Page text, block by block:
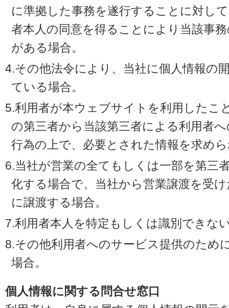
に準拠した事務を遂行することに対し
者本人の同意を得ることにより当該事
がある場合。
4.その他法令により、当社に個人情報の
ている場合。
5.利用者が本ウェブサイトを利用したこ
の第三者から当該第三者による利用者
行為の上で、必要とされた情報を求め
6.当社が営業の全てもしくは一部を第三
化する場合で、当社から営業譲渡を受
に譲渡する場合。
7.利用者本人を特定もしくは識別できな
8.その他利用者へのサービス提供のため
場合。
個人情報に関する問合せ窓口